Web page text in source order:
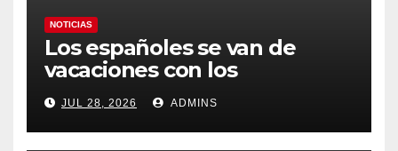
NOTICIAS
Los españoles se van de
vacaciones con los
carburantes hasta un 21%
más caros que el año pasado
y los hoteles disparados
JUL 28, 2026 ADMINS